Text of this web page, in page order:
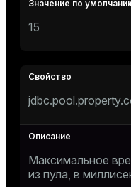
15
Максимальное
из пула, в